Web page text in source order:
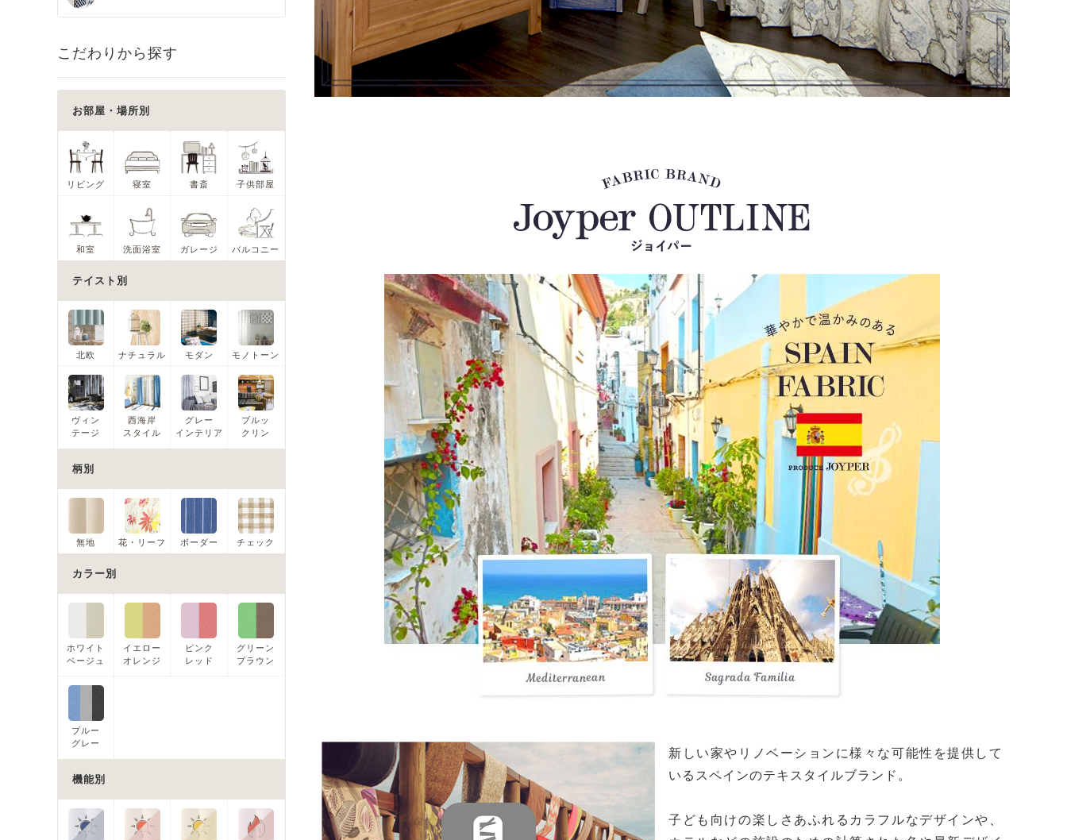
新しい家やリノベーションに様々な可能性を提供して
いるスペインのテキスタイルブランド。
子ども向けの楽しさあふれるカラフルなデザインや、
こだわりから探す
お部屋・場所別
リビング 寝室 書斎 子供部屋
和室 洗面浴室 ガレージ バルコニー
テイスト別
北欧 ナチュラル モダン モノトーン
ヴィン
テージ
西海岸
スタイル
グレー
インテリア
ブルッ
クリン
柄別
無地 花・リーフ ボーダー チェック
カラー別
ホワイト
ベージュ
イエロー
オレンジ
ピンク
レッド
グリーン
ブラウン
ブルー
グレー
機能別